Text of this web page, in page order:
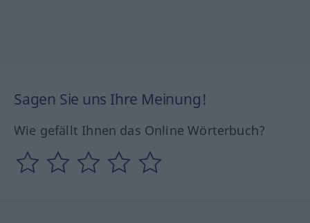
Sagen Sie uns Ihre Meinung!
Wie gefällt Ihnen das Online Wörterbuch?